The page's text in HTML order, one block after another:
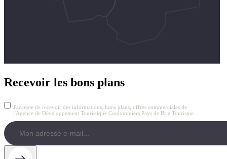
Recevoir les bons plans
J'accepte de recevoir des informations, bons plans, offres commerciales de
l'Agence de Développement Touristique Coulommiers Pays de Brie Tourisme.